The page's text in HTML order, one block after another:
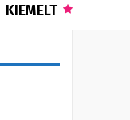
KIEMELT